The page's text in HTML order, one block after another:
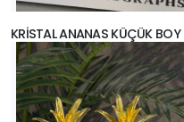
KRİSTAL ANANAS KÜÇÜK BOY